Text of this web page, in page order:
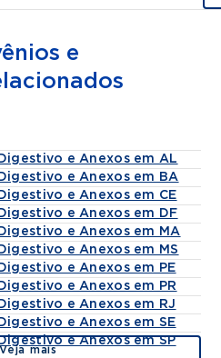
e
e Anexos em AL
e Anexos em BA
e Anexos em CE
e Anexos em DF
e Anexos em MA
e Anexos em MS
e Anexos em PE
e Anexos em PR
e Anexos em RJ
e Anexos em SE
e Anexos em SP
Veja mais